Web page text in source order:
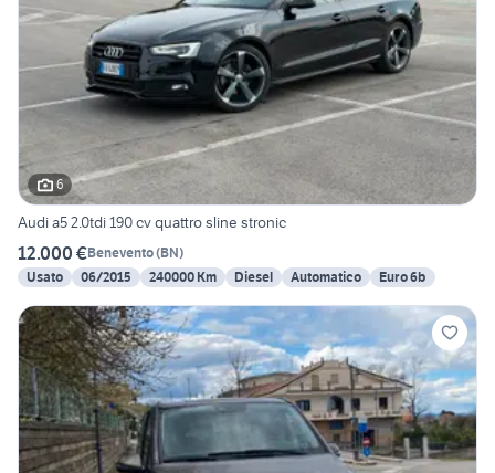
6
Audi a5 2.0tdi 190 cv quattro sline stronic
12.000 €Benevento(BN)
Usato
06/2015 240000 Km Diesel Automatico Euro 6b